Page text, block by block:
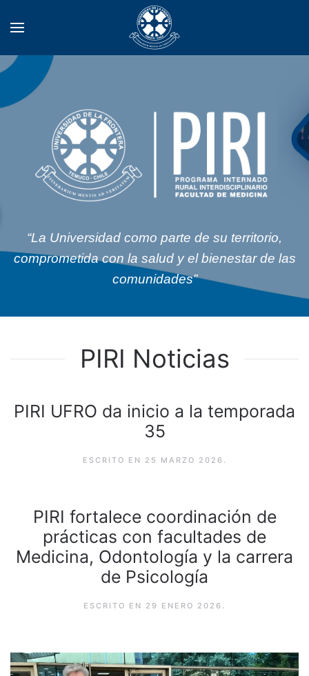
Skip to main content
“La Universidad como parte de su territorio,
comprometida con la salud y el bienestar de las
comunidades”
PIRI Noticias
PIRI UFRO da inicio a la temporada
35
ESCRITO EN 25 MARZO 2026 .
PIRI fortalece coordinación de
prácticas con facultades de
Medicina, Odontología y la carrera
de Psicología
ESCRITO EN 29 ENERO 2026 .